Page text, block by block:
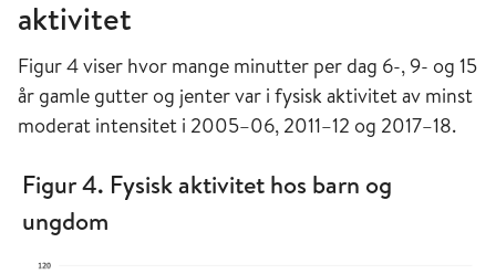
aktivitet
Figur 4 viser hvor mange minutter per dag 6-, 9- og 15
år gamle gutter og jenter var i fysisk aktivitet av minst
moderat intensitet i 2005–06, 2011–12 og 2017–18.
Figur 4. Fysisk aktivitet hos barn og
ungdom